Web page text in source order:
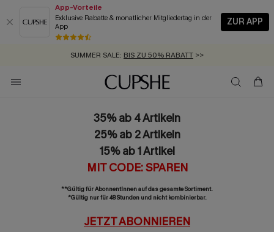
App-Vorteile
Exklusive Rabatte & monatlicher Mitgliedertag in der
App
ZUR APP
GRATIS MASSBAND MIT JEDEM SCHNELLVERSAND-ARTIKEL >>
SUMMER SALE:
ZUM NEWSLETTER:BIS ZU -20% EXTRA ERHALTEN
KOSTENLOSER VERSAND AB 89 €
35% ab 4 Artikeln
25% ab 2 Artikeln
15% ab 1 Artikel
MIT CODE: SPAREN
**Gültig für AbonnentInnen auf das gesamte Sortiment.
*Gültig nur für 48 Stunden und nicht kombinierbar.
JETZT ABONNIEREN